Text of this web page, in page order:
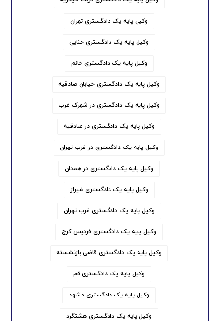
وکیل پایه یک دادگستری تهران
وکیل پایه یک دادگستری جنایی
وکیل پایه یک دادگستری خانم
وکیل پایه یک دادگستری خیابان صادقیه
وکیل پایه یک دادگستری در شهرک غرب
وکیل پایه یک دادگستری در صادقیه
وکیل پایه یک دادگستری در غرب تهران
وکیل پایه یک دادگستری در همدان
وکیل پایه یک دادگستری شیراز
وکیل پایه یک دادگستری غرب تهران
وکیل پایه یک دادگستری فردیس کرج
وکیل پایه یک دادگستری قاضی بازنشسته
وکیل پایه یک دادگستری قم
وکیل پایه یک دادگستری مشهد
وکیل پایه یک دادگستری هشتگرد